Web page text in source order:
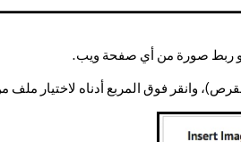
ربط صورة من أي صفحة ويب.
وانقر فوق المربع أدناه لاختيار